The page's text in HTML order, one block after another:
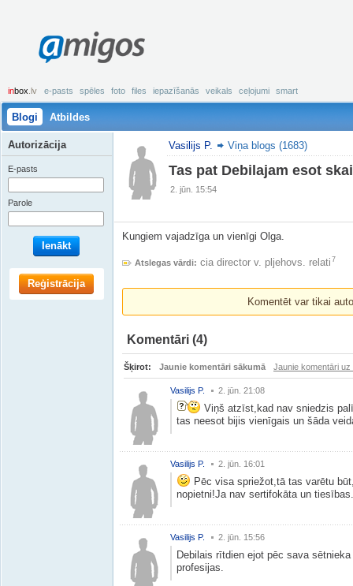
amigos
inbox .lv e-pasts spēles foto files iepazīšanās veikals ceļojumi smart
Blogi Atbildes
Vasilijs P. Viņa blogs (1683)
Tas pat Debilajam esot
2. jūn. 15:54
Kungiem vajadzīga un vienīgi Olga.
Atslegas vārdi: cia director v. pljehovs. relati 7
Komentēt var tikai
Komentāri (4)
Šķirot: Jaunie komentāri sākumā Jaunie komentāri uz
Vasilijs P. 2. jūn. 21:08
Viņš atzīst,kad nav sniedzis
tas neesot bijis vienīgais un šāda
Vasilijs P. 2. jūn. 16:01
Pēc visa spriežot,tā tas varētu
nopietni!Ja nav sertifokāta un tiesības.
Vasilijs P. 2. jūn. 15:56
Debilais rītdien ejot pēc sava
profesijas.
Autorizācija
E-pasts
Parole
Ienākt
Reģistrācija